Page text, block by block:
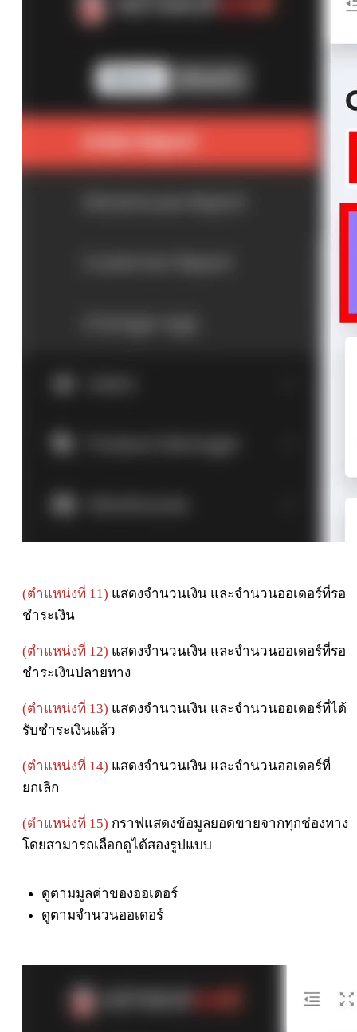
(ตำแหน่งที่ 11) แสดงจำนวนเงิน และจำนวนออเดอร์ที่รอ
ชำระเงิน
(ตำแหน่งที่ 12) แสดงจำนวนเงิน และจำนวนออเดอร์ที่รอ
ชำระเงินปลายทาง
(ตำแหน่งที่ 13) แสดงจำนวนเงิน และจำนวนออเดอร์ที่ได้
รับชำระเงินแล้ว
(ตำแหน่งที่ 14) แสดงจำนวนเงิน และจำนวนออเดอร์ที่
ยกเลิก
(ตำแหน่งที่ 15) กราฟแสดงข้อมูลยอดขายจากทุกช่องทาง
โดยสามารถเลือกดูได้สองรูปแบบ
ดูตามมูลค่าของออเดอร์
ดูตามจำนวนออเดอร์